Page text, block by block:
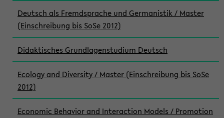
Deutsch als Fremdsprache und Germanistik / Master
(Einschreibung bis SoSe 2012)
Didaktisches Grundlagenstudium Deutsch
Ecology and Diversity / Master (Einschreibung bis SoSe
2012)
Economic Behavior and Interaction Models / Promotion